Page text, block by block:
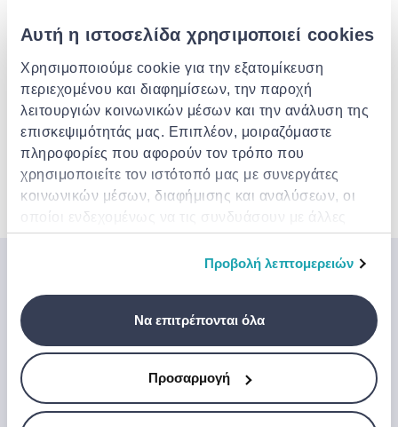
Αυτή η ιστοσελίδα χρησιμοποιεί cookies
Χρησιμοποιούμε cookie για την εξατομίκευση
περιεχομένου και διαφημίσεων, την παροχή
λειτουργιών κοινωνικών μέσων και την ανάλυση της
επισκεψιμότητάς μας. Επιπλέον, μοιραζόμαστε
πληροφορίες που αφορούν τον τρόπο που
χρησιμοποιείτε τον ιστότοπό μας με συνεργάτες
κοινωνικών μέσων, διαφήμισης και αναλύσεων, οι
οποίοι ενδεχομένως να τις συνδυάσουν με άλλες
πληροφορίες που τους έχετε παραχωρήσει ή τις
οποίες έχουν συλλέξει σε σχέση με την από μέρους
Προβολή λεπτομερειών
Να επιτρέπονται όλα
Προσαρμογή
Παράδοση στην πόρτα σου
Δωρεάν αποστολή για παραγγελίες άνω των €
85.00 από το M&G Anastasiou
Εκτ. παράδοση: 07 Αυγ - 11 Αυγ
€ 3.49
Περιγραφή
Χαρακτηριστικά
Μπες στον κόσμο της
Jinius
Εάν θέλετε να αποκτήσετε έγκαιρη πρόσβαση σε
αποκλειστικές προσφορές, νέα προϊόντα και τα
τελευταία μας νέα, εγγραφείτε παρακάτω.